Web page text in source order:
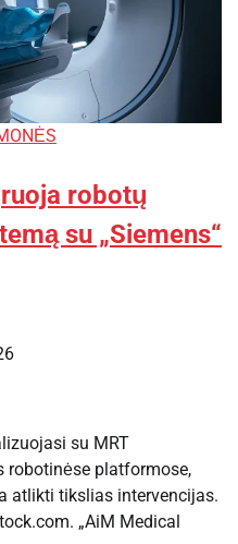
robotų
su „Siemens“
su MRT
robotinėse platformose,
atlikti tikslias intervencijas.
„AiM Medical